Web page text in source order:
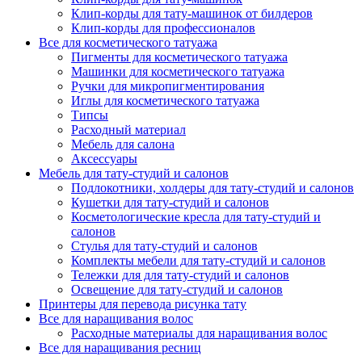
Клип-корды для тату-машинок от билдеров
Клип-корды для профессионалов
Все для косметического татуажа
Пигменты для косметического татуажа
Машинки для косметического татуажа
Ручки для микропигментирования
Иглы для косметического татуажа
Типсы
Расходный материал
Мебель для салона
Аксессуары
Мебель для тату-студий и салонов
Подлокотники, холдеры для тату-студий и салонов
Кушетки для тату-студий и салонов
Косметологические кресла для тату-студий и
салонов
Стулья для тату-студий и салонов
Комплекты мебели для тату-студий и салонов
Тележки для для тату-студий и салонов
Освещение для тату-студий и салонов
Принтеры для перевода рисунка тату
Все для наращивания волос
Расходные материалы для наращивания волос
Все для наращивания ресниц